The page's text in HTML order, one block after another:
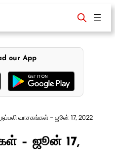
our App
வாசகங்கள் – ஜூன் 17, 2022
– ஜூன் 17,